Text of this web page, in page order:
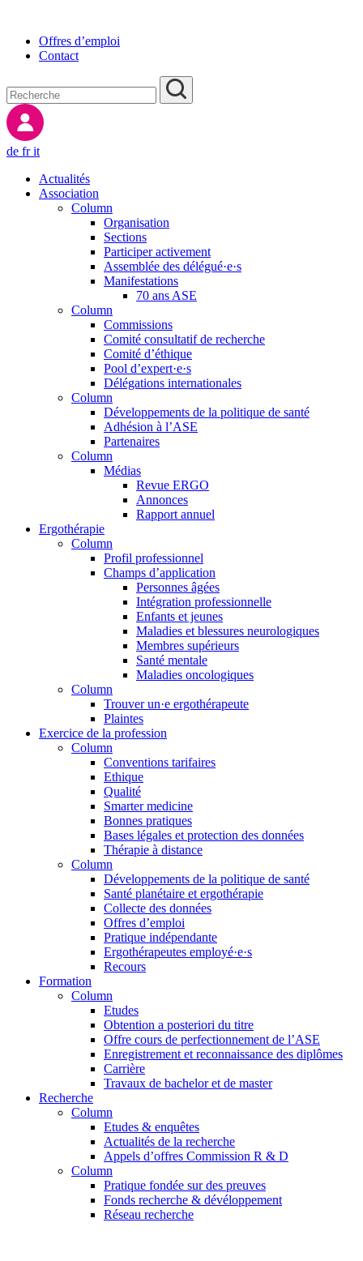
Offres d’emploi
Contact
de frit
Actualités
Association
Column
Organisation
Sections
Participer activement
Assemblée des délégué·e·s
Manifestations
70 ans ASE
Column
Commissions
Comité consultatif de recherche
Comité d’éthique
Pool d’expert·e·s
Délégations internationales
Column
Développements de la politique de santé
Adhésion à l’ASE
Partenaires
Column
Médias
Revue ERGO
Annonces
Rapport annuel
Ergothérapie
Column
Profil professionnel
Champs d’application
Personnes âgées
Intégration professionnelle
Enfants et jeunes
Maladies et blessures neurologiques
Membres supérieurs
Santé mentale
Maladies oncologiques
Column
Trouver un·e ergothérapeute
Plaintes
Exercice de la profession
Column
Conventions tarifaires
Ethique
Qualité
Smarter medicine
Bonnes pratiques
Bases légales et protection des données
Thérapie à distance
Column
Développements de la politique de santé
Santé planétaire et ergothérapie
Collecte des données
Offres d’emploi
Pratique indépendante
Ergothérapeutes employé·e·s
Recours
Formation
Column
Etudes
Obtention a posteriori du titre
Offre cours de perfectionnement de l’ASE
Enregistrement et reconnaissance des diplômes
Carrière
Travaux de bachelor et de master
Recherche
Column
Etudes & enquêtes
Actualités de la recherche
Appels d’offres Commission R & D
Column
Pratique fondée sur des preuves
Fonds recherche & dévéloppement
Réseau recherche